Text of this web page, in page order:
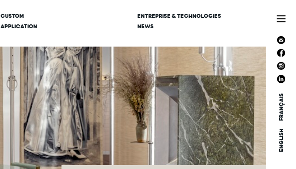
CUSTOM
APPLICATION
ENTREPRISE & TECHNOLOGIES
NEWS
ENGLISH
FRANÇAIS